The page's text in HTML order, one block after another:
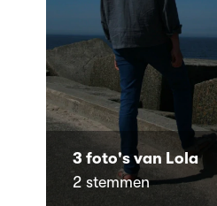
3 foto's van Lola
2 stemmen